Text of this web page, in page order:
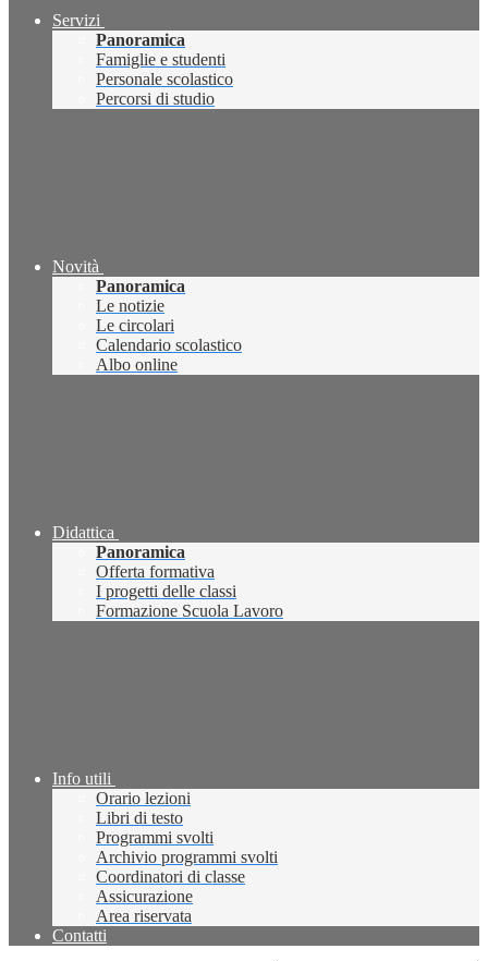
Servizi
Panoramica
Famiglie e studenti
Personale scolastico
Percorsi di studio
Novità
Panoramica
Le notizie
Le circolari
Calendario scolastico
Albo online
Didattica
Panoramica
Offerta formativa
I progetti delle classi
Formazione Scuola Lavoro
Info utili
Orario lezioni
Libri di testo
Programmi svolti
Archivio programmi svolti
Coordinatori di classe
Assicurazione
Area riservata
Contatti